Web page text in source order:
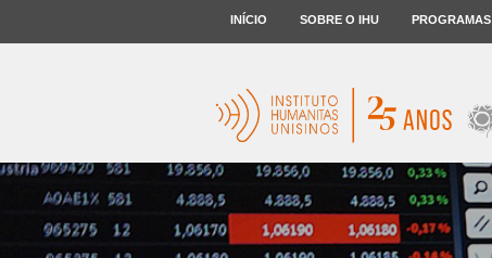
INÍCIO SOBRE O IHU PROGRAMAS